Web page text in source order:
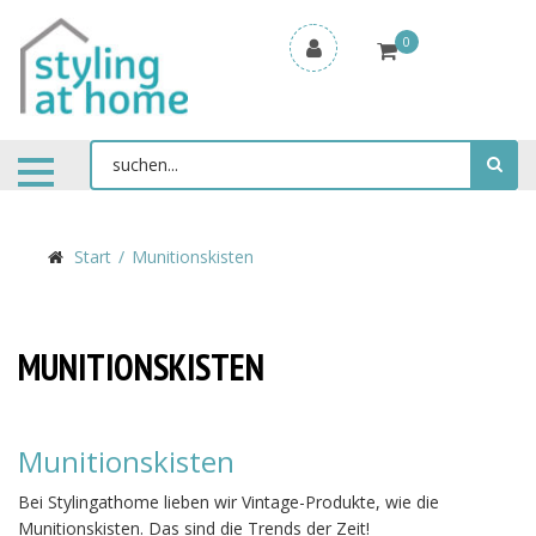
0
Start Munitionskisten
MUNITIONSKISTEN
Munitionskisten
Bei Stylingathome lieben wir Vintage-Produkte, wie die
Munitionskisten. Das sind die Trends der Zeit!